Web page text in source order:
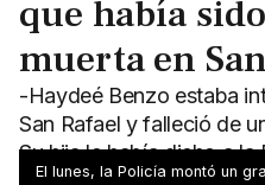
que había
muerta en
-Haydeé Benzo estaba
San Rafael y falleció de
Su hija le había dicho a
El lunes, la Policía montó un